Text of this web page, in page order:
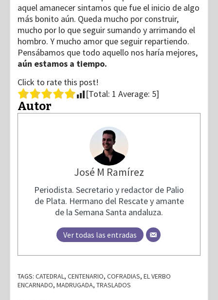
aquel amanecer sintamos que fue el inicio de algo
más bonito aún. Queda mucho por construir,
mucho por lo que seguir sumando y arrimando el
hombro. Y mucho amor que seguir repartiendo.
Pensábamos que todo aquello nos haría mejores,
aún estamos a tiempo.
Click to rate this post!
[Total: 1 Average: 5]
Autor
José M Ramírez
Periodista. Secretario y redactor de Palio
de Plata. Hermano del Rescate y amante
de la Semana Santa andaluza.
Ver todas las entradas
TAGS: CATEDRAL, CENTENARIO, COFRADIAS, EL VERBO
ENCARNADO, MADRUGADA, TRASLADOS